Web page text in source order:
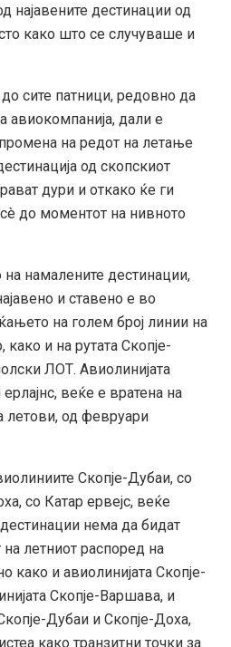
најавените дестинации од
како што се случуваше и
сите патници, редовно да
авиокомпанија, дали е
на редот на летање
од скопскиот
дури и откако ќе ги
до моментот на нивното
намалените дестинации,
и ставено е во
на голем број линии на
и на рутата Скопје-
ЛОТ. Авиолинијата
веќе е вратена на
летови, од февруари
Скопје-Дубаи, со
со Катар ервејс, веќе
нема да бидат
летниот распоред на
како и авиолинијата Скопје-
Скопје-Варшава, и
Дубаи и Скопје-Доха,
како транзитни точки за